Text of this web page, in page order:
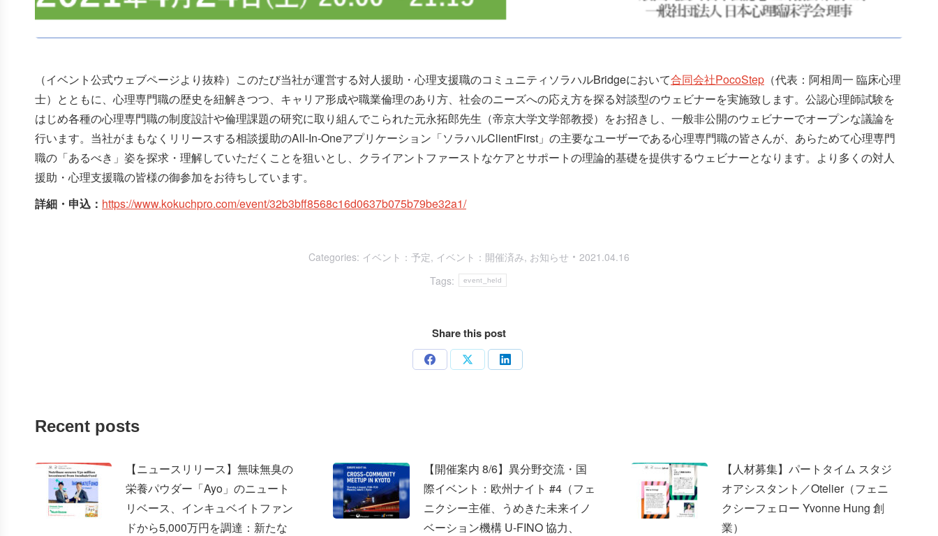
（イベント公式ウェブページより抜粋）このたび当社が運営する対人援助・心理支援職のコミュニティソラハルBridgeにおいて合同会社PocoStep （代表：阿相周一 臨床心理
士）とともに、心理専門職の歴史を紐解きつつ、キャリア形成や職業倫理のあり方、社会のニーズへの応え方を探る対談型のウェビナーを実施致します。公認心理師試験を
はじめ各種の心理専門職の制度設計や倫理課題の研究に取り組んでこられた元永拓郎先生（帝京大学文学部教授）をお招きし、一般非公開のウェビナーでオープンな議論を
行います。当社がまもなくリリースする相談援助のAll-In-Oneアプリケーション「ソラハルClientFirst」の主要なユーザーである心理専門職の皆さんが、あらためて心理専門
職の「あるべき」姿を探求・理解していただくことを狙いとし、クライアントファーストなケアとサポートの理論的基礎を提供するウェビナーとなります。より多くの対人
援助・心理支援職の皆様の御参加をお待ちしています。
詳細・申込： https://www.kokuchpro.com/event/32b3bff8568c16d0637b075b79be32a1/
Categories: イベント：予定, イベント：開催済み, お知らせ
2021.04.16
Tags:
event_held
Share this post
Share Share Share
Recent posts
【ニュースリリース】無味無臭の
栄養パウダー「Ayo」のニュート
リベース、インキュベイトファン
ドから5,000万円を調達：新たな
【開催案内 8/6】異分野交流・国
際イベント：欧州ナイト #4（フェ
ニクシー主催、うめきた未来イノ
ベーション機構 U-FINO 協力、
【人材募集】パートタイム スタジ
オアシスタント／Otelier（フェニ
クシーフェロー Yvonne Hung 創
業）